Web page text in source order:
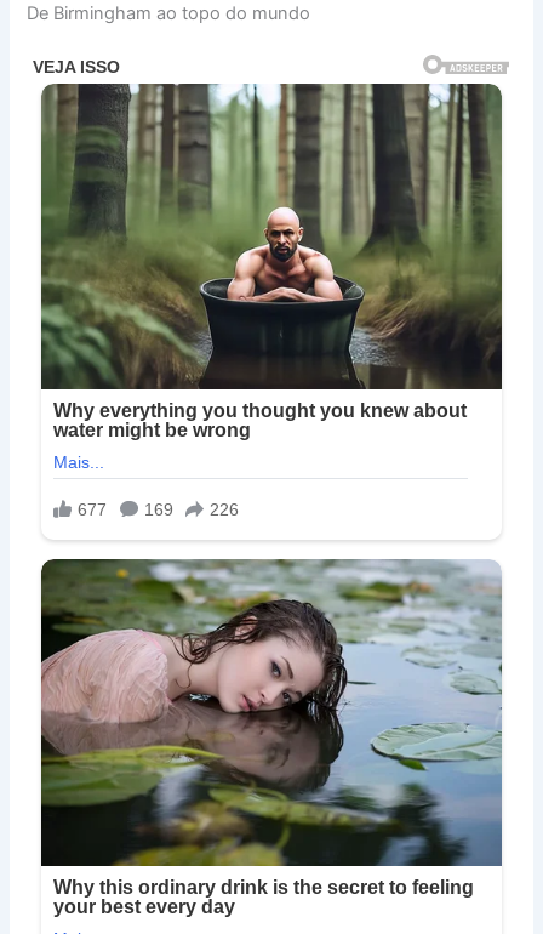
De Birmingham ao topo do mundo